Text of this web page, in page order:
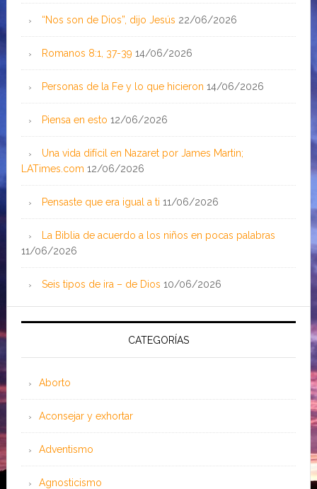
“Nos son de Dios”, dijo Jesús 22/06/2026
Romanos 8:1, 37-39 14/06/2026
Personas de la Fe y lo que hicieron 14/06/2026
Piensa en esto 12/06/2026
Una vida difícil en Nazaret por James Martin;
LATimes.com 12/06/2026
Pensaste que era igual a ti 11/06/2026
La Biblia de acuerdo a los niños en pocas palabras
11/06/2026
Seis tipos de ira – de Dios 10/06/2026
CATEGORÍAS
Aborto
Aconsejar y exhortar
Adventismo
Agnosticismo